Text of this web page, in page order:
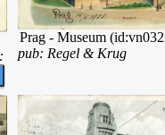
Prag - Museum
pub: Regel & Krug